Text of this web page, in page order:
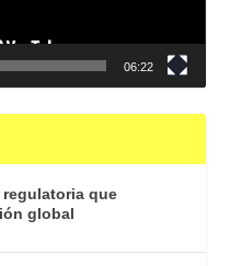
06:22
que
global